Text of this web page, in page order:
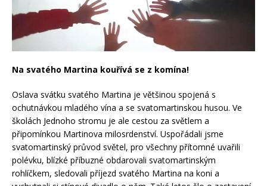
Na svatého Martina kouřívá se z komína!
Oslava svátku svatého Martina je většinou spojená s
ochutnávkou mladého vína a se svatomartinskou husou. Ve
školách Jednoho stromu je ale cestou za světlem a
připomínkou Martinova milosrdenství. Uspořádali jsme
svatomartinský průvod světel, pro všechny přítomné uvařili
polévku, blízké příbuzné obdarovali svatomartinským
rohlíčkem, sledovali příjezd svatého Martina na koni a